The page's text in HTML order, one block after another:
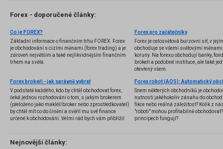
Forex - doporučené články:
Co je FOREX?
Základní informace o finančním trhu FOREX. Forex
je obchodování s cizími měnami (forex trading) a je
zároveň největším a také nejlikvidnějším finančním
trhem na světě.
Forex pro začátečníky
Forex je celosvětová burzovní síť, v
obchoduje se všemi světovými
koruny. Na forexu obchodují banky,
brokeři a podobné instituce, ale také
otevřený všem.
Forex brokeři - jak správně vybrat
V podstatě každého, kdo by chtěl obchodovat forex,
čeká jednou rozhodování o tom, s jakým brokerem
(přeloženo jako makléř/broker nebo zprostředkovatel)
by chtěl mít co do činění a svěřil mu své finance
určené k obchodování. Velmi rád bych vám přiblížil
několik příkladů nejznámějších z nich.
Snem některých obchodníků je
nutnosti jakéhokoliv zásahu do
fikce nebo reálná záležitost? Kolik z
"roboti" mohou profitabilně
principech fungují?
Nejnovější články: